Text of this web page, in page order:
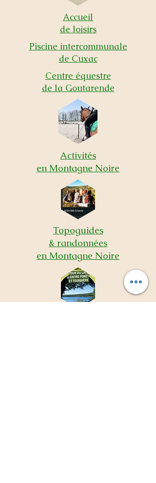
Accueil
de loisirs
Piscine intercommunale
de Cuxac
Centre équestre
de la Goutarende
Activités
en Montagne Noire
Topoguides
& randonnées
en Montagne Noire